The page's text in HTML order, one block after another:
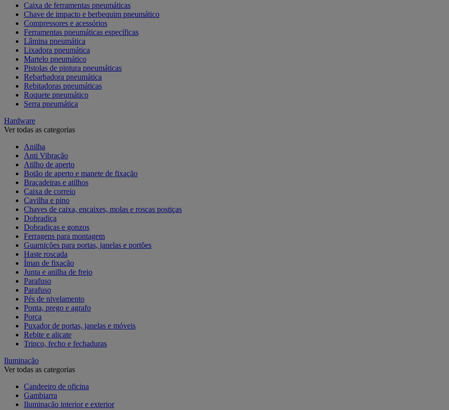
Caixa de ferramentas pneumáticas
Chave de impacto e berbequim pneumático
Compressores e acessórios
Ferramentas pneumáticas específicas
Lâmina pneumática
Lixadora pneumática
Martelo pneumático
Pistolas de pintura pneumáticas
Rebarbadora pneumática
Rebitadoras pneumáticas
Roquete pneumático
Serra pneumática
Hardware
Ver todas as categorias
Anilha
Anti Vibração
Atilho de aperto
Botão de aperto e manete de fixação
Braçadeiras e atilhos
Caixa de correio
Cavilha e pino
Chaves de caixa, encaixes, molas e roscas postiças
Dobradiça
Dobradiças e gonzos
Ferragens para montagem
Guarnições para portas, janelas e portões
Haste roscada
Íman de fixação
Junta e anilha de freio
Parafuso
Parafuso
Pés de nivelamento
Ponta, prego e agrafo
Porca
Puxador de portas, janelas e móveis
Rebite e alicate
Trinco, fecho e fechaduras
Iluminação
Ver todas as categorias
Candeeiro de oficina
Gambiarra
Iluminação interior e exterior